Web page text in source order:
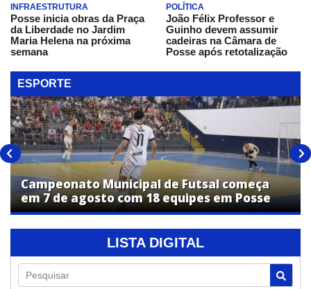
INFRAESTRUTURA
Posse inicia obras da Praça
da Liberdade no Jardim
Maria Helena na próxima
semana
POLÍTICA
João Félix Professor e
Guinho devem assumir
cadeiras na Câmara de
Posse após retotalização
ESPORTE
Campeonato Municipal de Futsal começa
em 7 de agosto com 18 equipes em Posse
LISTA DIGITAL
Pesquisar